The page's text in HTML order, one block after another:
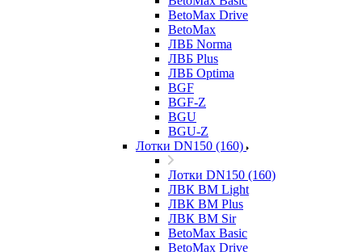
BetoMax Drive
BetoMax
ЛВБ Norma
ЛВБ Plus
ЛВБ Optima
BGF
BGF-Z
BGU
BGU-Z
Лотки DN150 (160)
Лотки DN150 (160)
ЛВК ВМ Light
ЛВК ВМ Plus
ЛВК ВМ Sir
BetoMax Basic
BetoMax Drive